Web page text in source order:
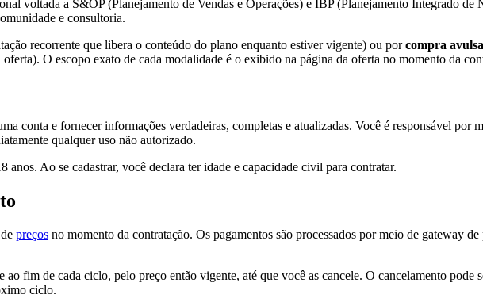
voltada a S&OP (Planejamento de Vendas e Operações) e IBP (Planejamento Integrado
e consultoria.
recorrente que libera o conteúdo do plano enquanto estiver vigente) ou porcompra avulsa
O escopo exato de cada modalidade é o exibido na página da oferta no momento da
conta e fornecer informações verdadeiras, completas e atualizadas. Você é responsável por
qualquer uso não autorizado.
anos. Ao se cadastrar, você declara ter idade e capacidade civil para contratar.
preços no momento da contratação. Os pagamentos são processados por meio de gateway
ao fim de cada ciclo, pelo preço então vigente, até que você as cancele. O cancelamento
ciclo.